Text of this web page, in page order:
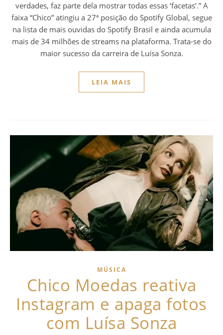
verdades, faz parte dela mostrar todas essas ‘facetas’.” A
faixa “Chico” atingiu a 27ª posição do Spotify Global, segue
na lista de mais ouvidas do Spotify Brasil e ainda acumula
mais de 34 milhões de streams na plataforma. Trata-se do
maior sucesso da carreira de Luísa Sonza.
LEIA MAIS
MÚSICA
Chico Moedas reativa
Instagram e apaga fotos
com Luísa Sonza